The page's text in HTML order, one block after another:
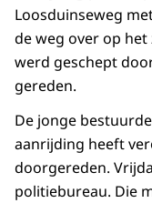
Loosduinseweg
de weg over op
werd geschept
gereden.
De jonge
aanrijding heeft
doorgereden.
politiebureau. Die